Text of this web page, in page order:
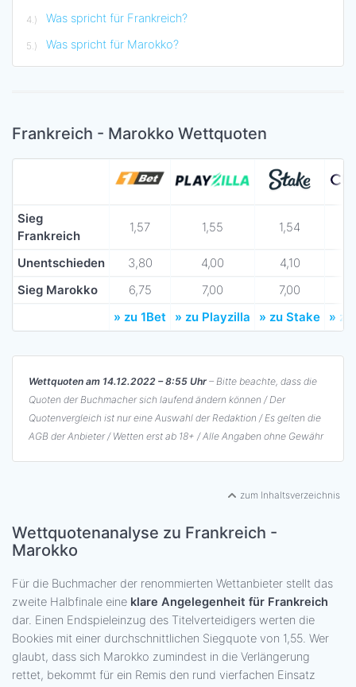
Was spricht für Frankreich?
Was spricht für Marokko?
Frankreich - Marokko Wettquoten
Sieg
Frankreich
1,57 1,55 1,54
Unentschieden 3,80 4,00
4,10
Sieg Marokko
6,75 7,00
7,00
» zu 1Bet
» zu Playzilla » zu Stake »
Wettquoten am 14.12.2022 – 8:55 Uhr – Bitte beachte, dass die
Quoten der Buchmacher sich laufend ändern können / Der
Quotenvergleich ist nur eine Auswahl der Redaktion / Es gelten die
AGB der Anbieter / Wetten erst ab 18+ / Alle Angaben ohne Gewähr
zum Inhaltsverzeichnis
Wettquotenanalyse zu Frankreich -
Marokko
Für die Buchmacher der renommierten Wettanbieter stellt das
zweite Halbfinale eine klare Angelegenheit für Frankreich
dar. Einen Endspieleinzug des Titelverteidigers werten die
Bookies mit einer durchschnittlichen Siegquote von 1,55. Wer
glaubt, dass sich Marokko zumindest in die Verlängerung
rettet, bekommt für ein Remis den rund vierfachen Einsatz